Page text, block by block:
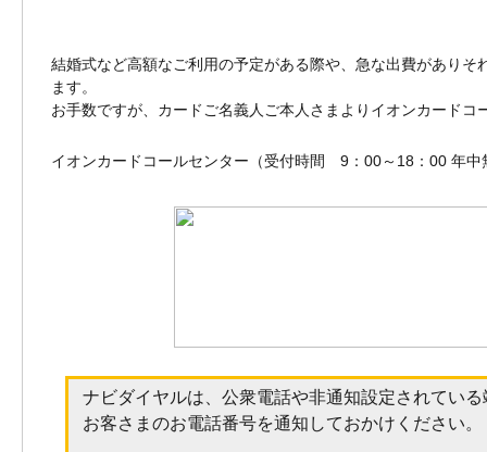
結婚式など高額なご利用の予定がある際や、急な出費があり
ます。
お手数ですが、カードご名義人ご本人さまよりイオンカードコ
イオンカードコールセンター（受付時間 9：00～18：00 年中
ナビダイヤルは、公衆電話や非通知設定されてい
お客さまのお電話番号を通知しておかけください。